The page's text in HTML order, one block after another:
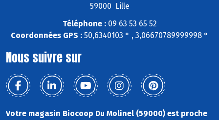
59000 Lille
Téléphone :09 63 53 65 52
Coordonnées GPS : 50,6340103 ° , 3,06670789999998 °
Nous suivre sur
Votre magasin Biocoop Du Molinel (59000) est proche